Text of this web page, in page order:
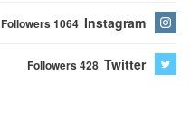
Instagram
Followers 1064
Twitter
Followers 428